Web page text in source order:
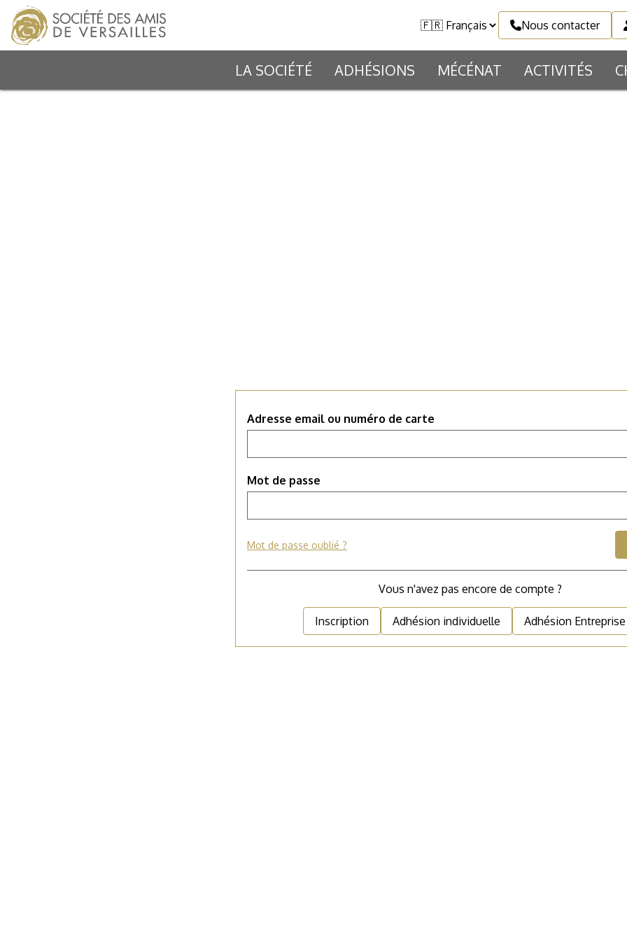
Nous contacter
LA SOCIÉTÉ ADHÉSIONS MÉCÉNAT ACTIVITÉS
Adresse email ou numéro de carte
Mot de passe
Mot de passe oublié ?
Vous n'avez pas encore de compte ?
Inscription Adhésion individuelle Adhésion Entreprise